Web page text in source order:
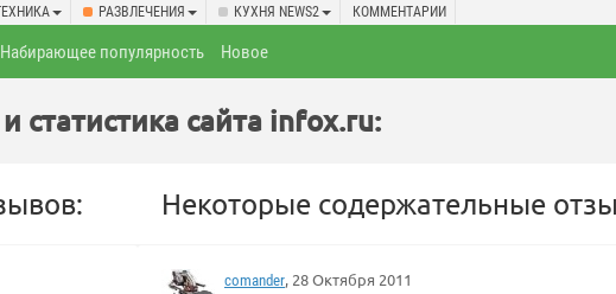
РАЗВЛЕЧЕНИЯ КУХНЯ NEWS2 КОММЕНТАРИИ
Набирающее популярность Новое
статистика сайта infox.ru:
Некоторые содержательные
comander, 28 Октября 2011